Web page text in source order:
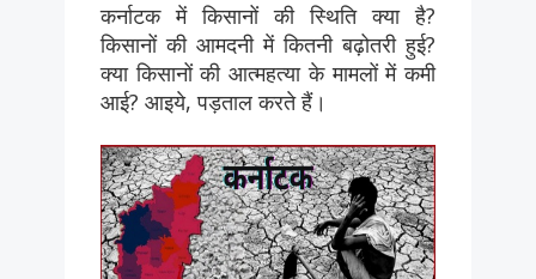
कर्नाटक में किसानों की स्थिति क्या है?
किसानों की आमदनी में कितनी बढ़ोतरी हुई?
क्या किसानों की आत्महत्या के मामलों में कमी
आई? आइये, पड़ताल करते हैं।